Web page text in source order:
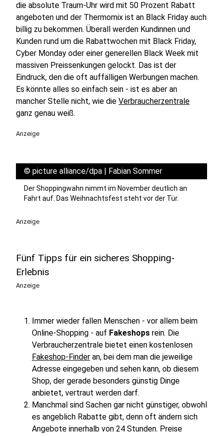
die absolute Traum-Uhr wird mit 50 Prozent Rabatt
angeboten und der Thermomix ist an Black Friday auch
billig zu bekommen. Überall werden Kundinnen und
Kunden rund um die Rabattwochen mit Black Friday,
Cyber Monday oder einer generellen Black Week mit
massiven Preissenkungen gelockt. Das ist der
Eindruck, den die oft auffälligen Werbungen machen.
Es könnte alles so einfach sein - ist es aber an
mancher Stelle nicht, wie die Verbraucherzentrale
ganz genau weiß.
Anzeige
© picture alliance/dpa | Fabian Sommer
Der Shoppingwahn nimmt im November deutlich an
Fahrt auf. Das Weihnachtsfest steht vor der Tür.
Anzeige
Fünf Tipps für ein sicheres Shopping-
Erlebnis
Anzeige
Immer wieder fallen Menschen - vor allem beim
Online-Shopping - auf Fakeshops rein. Die
Verbraucherzentrale bietet einen kostenlosen
Fakeshop-Finder an, bei dem man die jeweilige
Adresse eingegeben und sehen kann, ob diesem
Shop, der gerade besonders günstig Dinge
anbietet, vertraut werden darf.
Manchmal sind Sachen gar nicht günstiger, obwohl
es angeblich Rabatte gibt, denn oft ändern sich
Angebote innerhalb von 24 Stunden. Preise